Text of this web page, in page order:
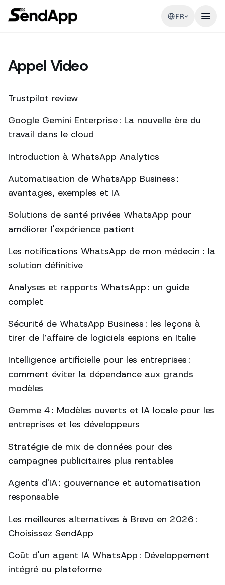
FR
Appel Video
Trustpilot review
Google Gemini Enterprise : La nouvelle ère du
travail dans le cloud
Introduction à WhatsApp Analytics
Automatisation de WhatsApp Business :
avantages, exemples et IA
Solutions de santé privées WhatsApp pour
améliorer l'expérience patient
Les notifications WhatsApp de mon médecin : la
solution définitive
Analyses et rapports WhatsApp : un guide
complet
Sécurité de WhatsApp Business : les leçons à
tirer de l’affaire de logiciels espions en Italie
Intelligence artificielle pour les entreprises :
comment éviter la dépendance aux grands
modèles
Gemme 4 : Modèles ouverts et IA locale pour les
entreprises et les développeurs
Stratégie de mix de données pour des
campagnes publicitaires plus rentables
Agents d'IA : gouvernance et automatisation
responsable
Les meilleures alternatives à Brevo en 2026 :
Choisissez SendApp
Coût d'un agent IA WhatsApp : Développement
intégré ou plateforme